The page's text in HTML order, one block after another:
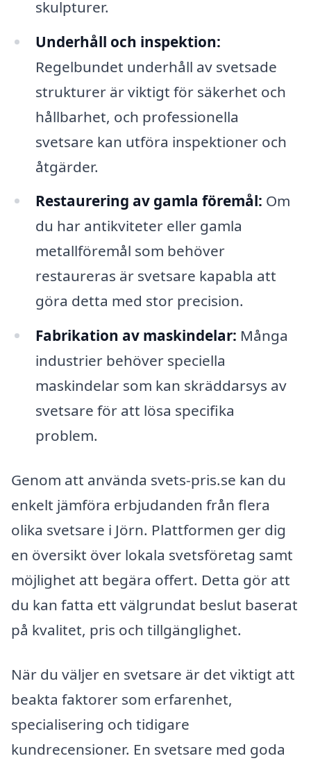
skulpturer.
Underhåll och inspektion:
Regelbundet underhåll av svetsade
strukturer är viktigt för säkerhet och
hållbarhet, och professionella
svetsare kan utföra inspektioner och
åtgärder.
Restaurering av gamla föremål: Om
du har antikviteter eller gamla
metallföremål som behöver
restaureras är svetsare kapabla att
göra detta med stor precision.
Fabrikation av maskindelar: Många
industrier behöver speciella
maskindelar som kan skräddarsys av
svetsare för att lösa specifika
problem.
Genom att använda svets-pris.se kan du
enkelt jämföra erbjudanden från flera
olika svetsare i Jörn. Plattformen ger dig
en översikt över lokala svetsföretag samt
möjlighet att begära offert. Detta gör att
du kan fatta ett välgrundat beslut baserat
på kvalitet, pris och tillgänglighet.
När du väljer en svetsare är det viktigt att
beakta faktorer som erfarenhet,
specialisering och tidigare
kundrecensioner. En svetsare med goda